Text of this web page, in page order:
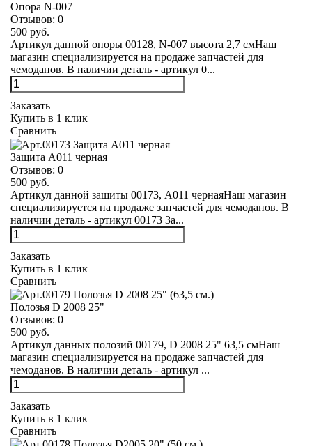
Опора N-007
Отзывов: 0
500 руб.
Артикул данной опоры 00128, N-007 высота 2,7 смНаш
магазин специализируется на продаже запчастей для
чемоданов. В наличии деталь - артикул 0...
Заказать
Купить в 1 клик
Сравнить
Защита А011 черная
Отзывов: 0
500 руб.
Артикул данной защиты 00173, А011 чернаяНаш магазин
специализируется на продаже запчастей для чемоданов. В
наличии деталь - артикул 00173 За...
Заказать
Купить в 1 клик
Сравнить
Полозья D 2008 25"
Отзывов: 0
500 руб.
Артикул данных полозий 00179, D 2008 25" 63,5 смНаш
магазин специализируется на продаже запчастей для
чемоданов. В наличии деталь - артикул ...
Заказать
Купить в 1 клик
Сравнить